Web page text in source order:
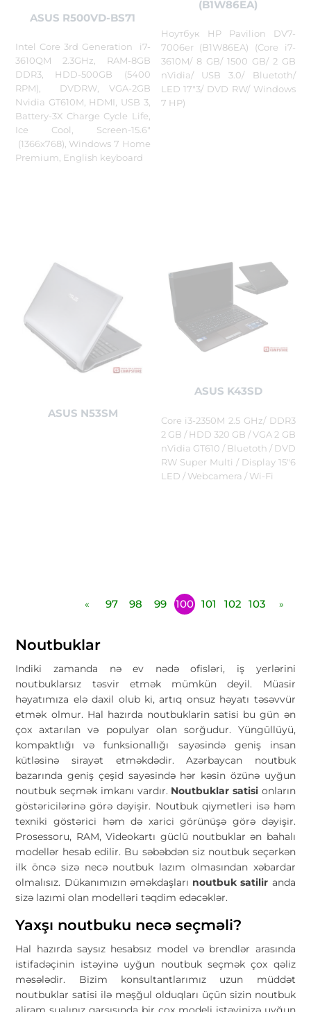
ASUS R500VD-BS71
Intel Core 3rd Generation i7-
3610QM 2.3GHz, RAM-8GB
DDR3, HDD-500GB (5400
RPM), DVDRW, VGA-2GB
Nvidia GT610M, HDMI, USB 3,
Battery-3X Charge Cycle Life,
Ice Cool, Screen-15.6"
(1366x768), Windows 7 Home
Premium, English keyboard
(B1W86EA)
Ноутбук HP Pavilion DV7-
7006er (B1W86EA) (Core i7-
3610M/ 8 GB/ 1500 GB/ 2 GB
nVidia/ USB 3.0/ Bluetoth/
LED 17"3/ DVD RW/ Windows
7 HP)
ASUS N53SM
ASUS K43SD
Core i3-2350M 2.5 GHz/ DDR3
2 GB / HDD 320 GB / VGA 2 GB
nVidia GT610 / Bluetoth / DVD
RW Super Multi / Display 15"6
LED / Webcamera / Wi-Fi
« 97 98 99 100 101 102 103 »
Noutbuklar
Indiki zamanda nə ev nədə ofisləri, iş yerlərini
noutbuklarsız təsvir etmək mümkün deyil. Müasir
həyatımıza elə daxil olub ki, artıq onsuz həyatı təsəvvür
etmək olmur. Hal hazırda noutbuklarin satisi bu gün ən
çox axtarılan və populyar olan sorğudur. Yüngüllüyü,
kompaktlığı və funksionallığı sayəsində geniş insan
kütləsinə sirayət etməkdədir. Azərbaycan noutbuk
bazarında geniş çeşid sayəsində hər kəsin özünə uyğun
noutbuk seçmək imkanı vardır. Noutbuklar satisionların
göstəricilərinə görə dəyişir. Noutbuk qiymetleri isə həm
texniki göstərici həm də xarici görünüşə görə dəyişir.
Prosessoru, RAM, Videokartı güclü noutbuklar ən bahalı
modellər hesab edilir. Bu səbəbdən siz noutbuk seçərkən
ilk öncə sizə necə noutbuk lazım olmasından xəbardar
olmalısız. Dükanımızın əməkdaşları noutbuk satilir anda
sizə lazımi olan modelləri təqdim edəcəklər.
Yaxşı noutbuku necə seçməli?
Hal hazırda saysız hesabsız model və brendlər arasında
istifadəçinin istəyinə uyğun noutbuk seçmək çox qəliz
məsələdir. Bizim konsultantlarımız uzun müddət
noutbuklar satisi ilə məşğul olduqları üçün sizin noutbuk